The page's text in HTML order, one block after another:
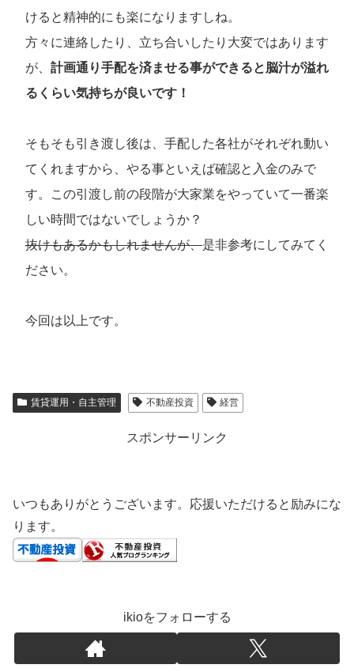
けると精神的にも楽になりますしね。
方々に連絡したり、立ち合いしたり大変ではあります
が、 計画通り手配を済ませる事ができると脳汁が溢れ
るくらい気持ちが良いです！
そもそも引き渡し後は、手配した各社がそれぞれ動い
てくれますから、やる事といえば確認と入金のみで
す。この引渡し前の段階が大家業をやっていて一番楽
しい時間ではないでしょうか？
抜けもあるかもしれませんが、是非参考にしてみてく
ださい。
今回は以上です。
賃貸運用・自主管理 不動産投資 経営
スポンサーリンク
いつもありがとうございます。応援いただけると励みにな
ります。
ikioをフォローする